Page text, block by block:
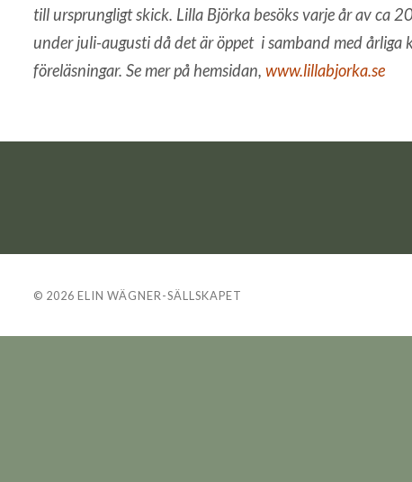
till ursprungligt skick. Lilla Björka besöks varje år av ca
under juli-augusti då det är öppet i samband med årliga
föreläsningar. Se mer på hemsidan, www.lillabjorka.se
© 2026 ELIN WÄGNER-SÄLLSKAPET